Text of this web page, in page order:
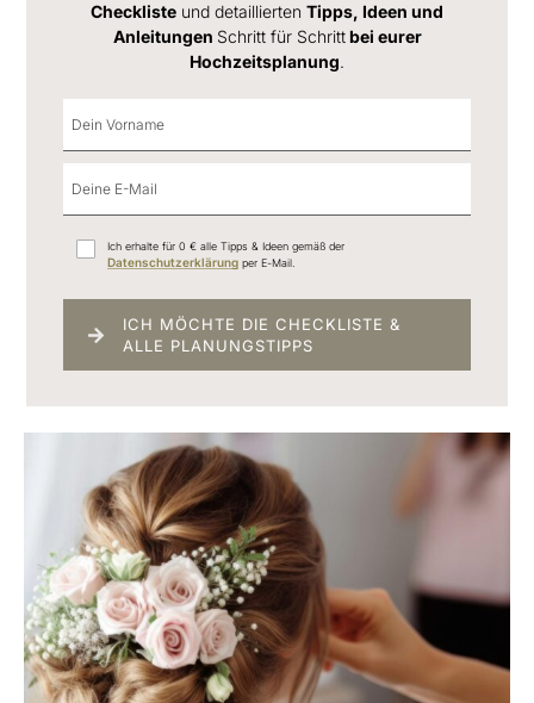
Checkliste und detaillierten Tipps, Ideen und
Anleitungen Schritt für Schrittbei eurer
Hochzeitsplanung.
Ich erhalte für 0 € alle Tipps & Ideen gemäß der
Datenschutzerklärung per E-Mail.
ICH MÖCHTE DIE CHECKLISTE &
ALLE PLANUNGSTIPPS